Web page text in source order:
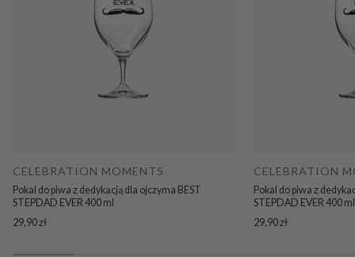
CELEBRATION MOMENTS
Pokal do piwa z dedykacją dla ojczyma BEST
STEPDAD EVER 400 ml
29,90 zł
CELEBRATION
Pokal do piwa z
STEPDAD EVER 400 ml
29,90 zł